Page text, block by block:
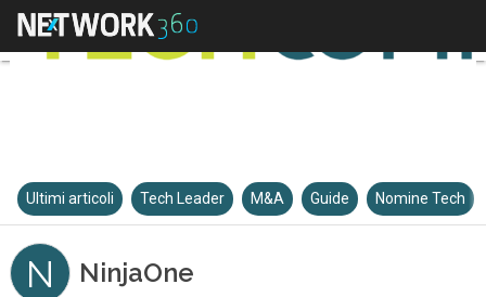
Ultimi articoli Tech Leader M&A Guide Nomine Tech
N NinjaOne